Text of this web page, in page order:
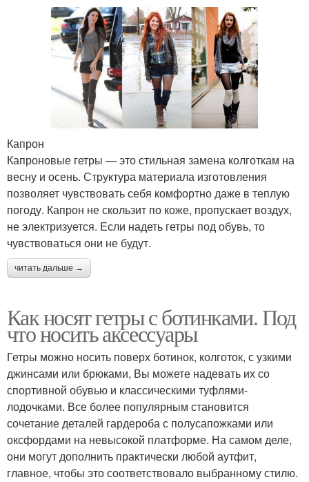
Капрон
Капроновые гетры — это стильная замена колготкам на
весну и осень. Структура материала изготовления
позволяет чувствовать себя комфортно даже в теплую
погоду. Капрон не скользит по коже, пропускает воздух,
не электризуется. Если надеть гетры под обувь, то
чувствоваться они не будут.
читать дальше →
Как носят гетры с ботинками. Под
что носить аксессуары
Гетры можно носить поверх ботинок, колготок, с узкими
джинсами или брюками, Вы можете надевать их со
спортивной обувью и классическими туфлями-
лодочками. Все более популярным становится
сочетание деталей гардероба с полусапожками или
оксфордами на невысокой платформе. На самом деле,
они могут дополнить практически любой аутфит,
главное, чтобы это соответствовало выбранному стилю.